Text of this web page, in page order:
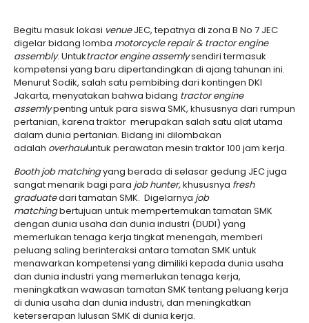
Begitu masuk lokasi venueJEC, tepatnya di zona B No 7 JEC
digelar bidang lomba motorcycle repair & tractor engine
assembly. Untuktractor engine assemlysendiri termasuk
kompetensi yang baru dipertandingkan di ajang tahunan ini.
Menurut Sodik, salah satu pembibing dari kontingen DKI
Jakarta, menyatakan bahwa bidang tractor engine
assemlypenting untuk para siswa SMK, khususnya dari rumpun
pertanian, karena traktor merupakan salah satu alat utama
dalam dunia pertanian. Bidang ini dilombakan
adalah overhauluntuk perawatan mesin traktor 100 jam kerja.
Booth job matchingyang berada di selasar gedung JEC juga
sangat menarik bagi para job hunter,khususnya fresh
graduatedari tamatan SMK. Digelarnya job
matchingbertujuan untuk mempertemukan tamatan SMK
dengan dunia usaha dan dunia industri (DUDI) yang
memerlukan tenaga kerja tingkat menengah, memberi
peluang saling berinteraksi antara tamatan SMK untuk
menawarkan kompetensi yang dimiliki kepada dunia usaha
dan dunia industri yang memerlukan tenaga kerja,
meningkatkan wawasan tamatan SMK tentang peluang kerja
di dunia usaha dan dunia industri, dan meningkatkan
keterserapan lulusan SMK di dunia kerja.